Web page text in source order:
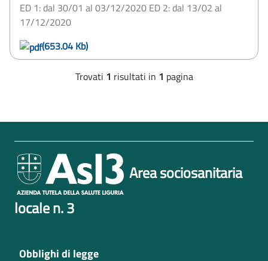
ED 1: dal 30/01 al 03/12/2020 ED 2: dal 13/02 al
17/12/2020
(653.04 Kb)
Trovati 1 risultati in 1 pagina
Area sociosanitaria
locale n. 3
Obblighi di legge